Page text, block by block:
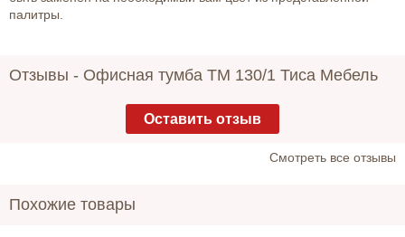
палитры.
Отзывы - Офисная тумба ТМ 130/1 Тиса Мебель
Оставить отзыв
Cмотреть все отзывы
Похожие товары